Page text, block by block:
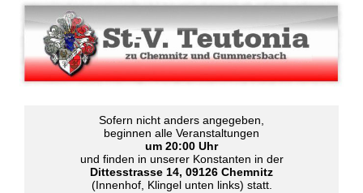
Sofern nicht anders angegeben,
beginnen alle Veranstaltungen
um 20:00 Uhr
und finden in unserer Konstanten in der
Dittesstrasse 14, 09126 Chemnitz
(Innenhof, Klingel unten links) statt.